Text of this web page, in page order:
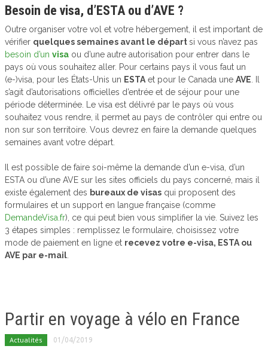
Besoin de visa, d’ESTA ou d’AVE ?
Outre organiser votre vol et votre hébergement, il est important de
vérifier quelques semaines avant le départsi vous n’avez pas
besoin d’un visa ou d’une autre autorisation pour entrer dans le
pays où vous souhaitez aller. Pour certains pays il vous faut un
(e-)visa, pour les États-Unis un ESTAet pour le Canada une AVE. Il
s’agit d’autorisations officielles d’entrée et de séjour pour une
période déterminée. Le visa est délivré par le pays où vous
souhaitez vous rendre, il permet au pays de contrôler qui entre ou
non sur son territoire. Vous devrez en faire la demande quelques
semaines avant votre départ.
Il est possible de faire soi-même la demande d’un e-visa, d’un
ESTA ou d’une AVE sur les sites officiels du pays concerné, mais il
existe également des bureaux de visas qui proposent des
formulaires et un support en langue française (comme
DemandeVisa.fr), ce qui peut bien vous simplifier la vie. Suivez les
3 étapes simples : remplissez le formulaire, choisissez votre
mode de paiement en ligne et recevez votre e-visa, ESTA ou
AVE par e-mail.
Partir en voyage à vélo en France
Actualités 01/04/2019